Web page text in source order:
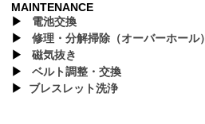
MAINTENANCE
▶︎ 電池交換
▶︎ 修理・分解掃除（オーバーホール）
▶︎ 磁気抜き
▶︎ ベルト調整・交換
▶︎ ブレスレット洗浄